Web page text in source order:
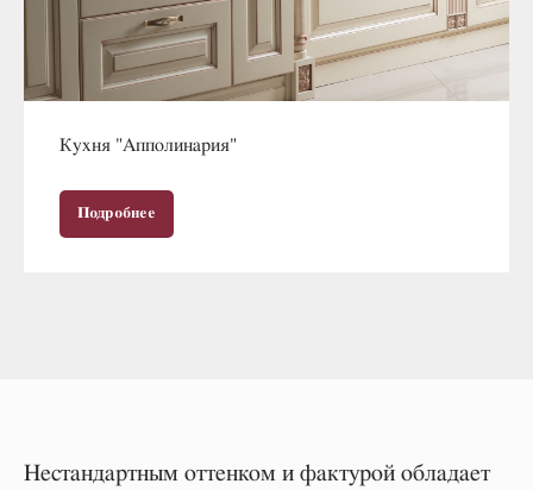
Кухня "Апполинария"
Подробнее
Нестандартным оттенком и фактурой обладает